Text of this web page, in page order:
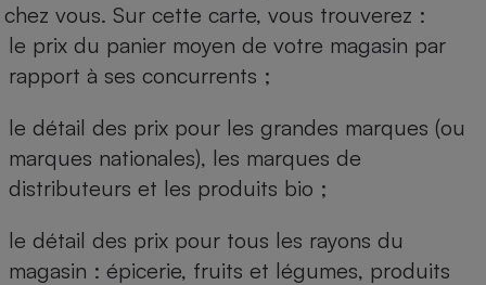
chez vous. Sur cette carte, vous trouverez :
le prix du panier moyen de votre magasin par
rapport à ses concurrents ;
le détail des prix pour les grandes marques (ou
marques nationales), les marques de
distributeurs et les produits bio ;
le détail des prix pour tous les rayons du
magasin : épicerie, fruits et légumes, produits